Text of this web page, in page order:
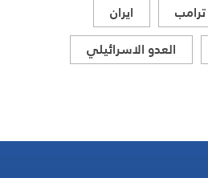
ترامب
ايران
العدو الاسرائيلي